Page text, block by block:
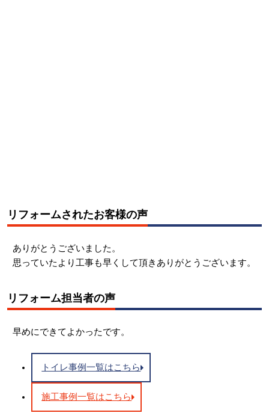
リフォームされたお客様の声
ありがとうございました。
思っていたより工事も早くして頂きありがとうございます。
リフォーム担当者の声
早めにできてよかったです。
トイレ事例一覧はこちら
施工事例一覧はこちら